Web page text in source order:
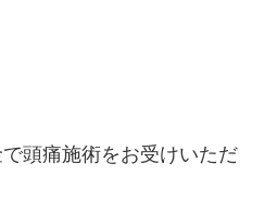
頭痛施術をお受けいただ